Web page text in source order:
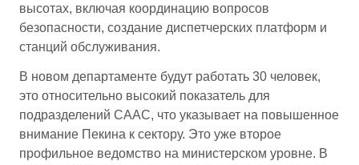
высотах, включая координацию вопросов
безопасности, создание диспетчерских платформ и
станций обслуживания.
В новом департаменте будут работать 30 человек,
это относительно высокий показатель для
подразделений CAAC, что указывает на повышенное
внимание Пекина к сектору. Это уже второе
профильное ведомство на министерском уровне. В